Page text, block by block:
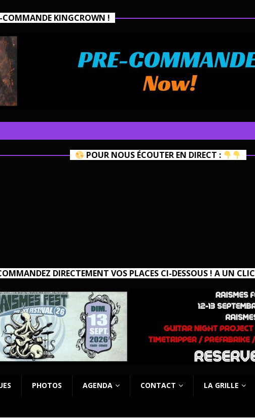
COMMANDE KINGCROWN !
POUR NOUS ÉCOUTER EN DIRECT :
DIRECTEMENT VOS PLACES CI-DESSOUS ! A UN
PHOTOS AGENDA CONTACT LA GRILLE